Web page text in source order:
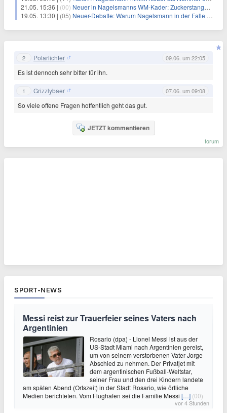
21.05. 15:36 | (00) Neuer in Nagelsmanns WM-Kader: Zuckerstangen und Matschbirne
19.05. 13:30 | (05) Neuer-Debatte: Warum Nagelsmann in der Falle steckt
2 Polarlichter 09.06. um 22:05
Es ist dennoch sehr bitter für ihn.
1 Grizzlybaer 07.06. um 09:08
So viele offene Fragen hoffentlich geht das gut.
JETZT kommentieren
forum
SPORT-NEWS
Messi reist zur Trauerfeier seines Vaters nach
Argentinien
Rosario (dpa) - Lionel Messi ist aus der
US-Stadt Miami nach Argentinien gereist,
um von seinem verstorbenen Vater Jorge
Abschied zu nehmen. Der Privatjet mit
dem argentinischen Fußball-Weltstar,
seiner Frau und den drei Kindern landete
am späten Abend (Ortszeit) in der Stadt Rosario, wie örtliche
Medien berichteten. Vom Flughafen sei die Familie Messi […] (00)
vor 4 Stunden